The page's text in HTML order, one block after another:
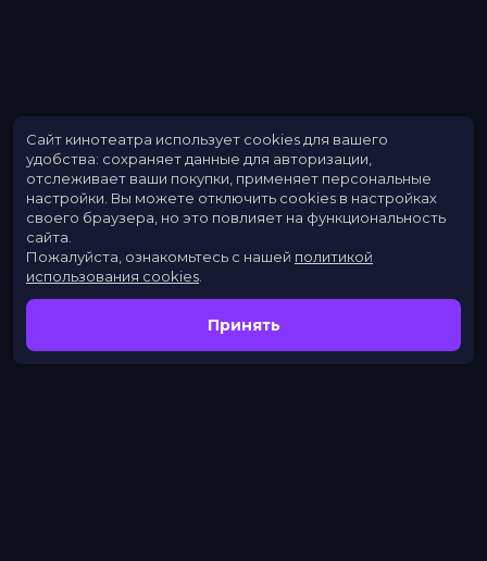
Сайт кинотеатра использует cookies для вашего
удобства: сохраняет данные для авторизации,
отслеживает ваши покупки, применяет персональные
настройки. Вы можете отключить cookies в настройках
своего браузера, но это повлияет на функциональность
сайта.
Пожалуйста, ознакомьтесь с нашей политикой
использования cookies
Принять